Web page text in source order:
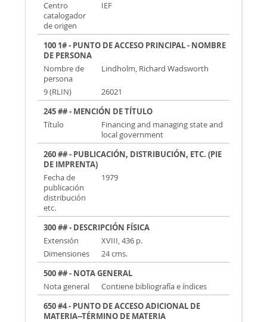
Centro
catalogador
de origen
IEF
100 1# - PUNTO DE ACCESO PRINCIPAL - NOMBRE
DE PERSONA
Nombre de
persona
Lindholm, Richard Wadsworth
9 (RLIN)
26021
245 ## - MENCIÓN DE TÍTULO
Título
Financing and managing state and
local government
260 ## - PUBLICACIÓN, DISTRIBUCIÓN, ETC. (PIE
DE IMPRENTA)
Fecha de
publicación
distribución
etc.
1979
300 ## - DESCRIPCIÓN FÍSICA
Extensión
XVIII, 436 p.
Dimensiones
24 cms.
500 ## - NOTA GENERAL
Nota general
Contiene bibliografía e índices
650 #4 - PUNTO DE ACCESO ADICIONAL DE
MATERIA--TÉRMINO DE MATERIA